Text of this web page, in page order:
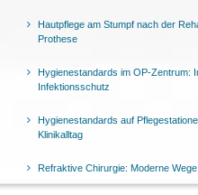
Hautpflege am Stumpf nach der
Prothese
Hygienestandards im OP-Zentrum:
Infektionsschutz
Hygienestandards auf
Klinikalltag
Refraktive Chirurgie: Moderne